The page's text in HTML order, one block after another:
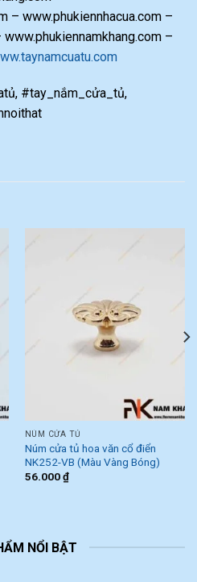
– www.phukiennhacua.com –
–
#tay_nắm_cửa_tủ,
NÚM CỬA TỦ
Núm cửa tủ hoa văn cổ điển
NK252-VB (Màu Vàng Bóng)
56.000₫
NỔI BẬT